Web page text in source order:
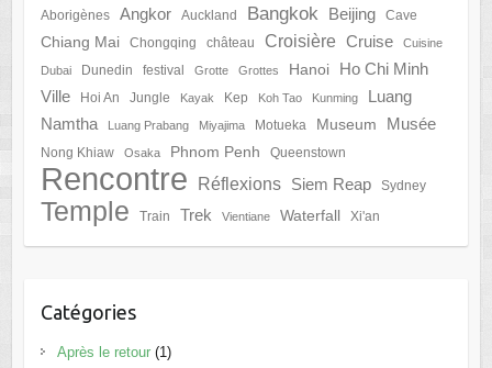
Aborigènes Angkor Auckland Bangkok Beijing Cave
Chiang Mai Chongqing château Croisière Cruise Cuisine
Dubai Dunedin festival Grotte Grottes Hanoi
Ho Chi Minh
Ville
Hoi An Jungle Kayak Kep Koh Tao Kunming
Luang
Namtha
Luang Prabang Miyajima Motueka Museum Musée
Nong Khiaw Osaka Phnom Penh Queenstown
Rencontre Réflexions Siem Reap Sydney
Temple Train Trek Vientiane Waterfall Xi'an
Catégories
Après le retour(1)